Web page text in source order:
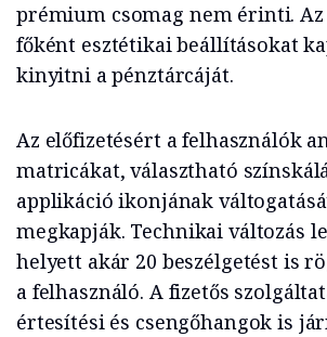
prémium csomag nem érinti.
főként esztétikai beállításokat
kinyitni a pénztárcáját.
Az előfizetésért a felhasználók
matricákat, választható
applikáció ikonjának
megkapják. Technikai változás
helyett akár 20 beszélgetést is
a felhasználó. A fizetős
értesítési és csengőhangok is